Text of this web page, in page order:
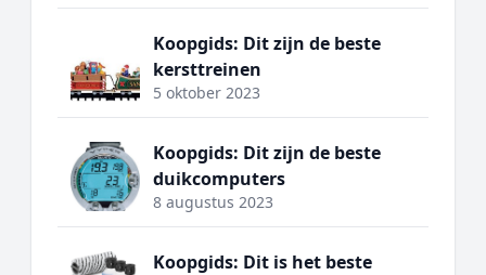
Koopgids: Dit zijn de beste
kersttreinen
5 oktober 2023
Koopgids: Dit zijn de beste
duikcomputers
8 augustus 2023
Koopgids: Dit is het beste